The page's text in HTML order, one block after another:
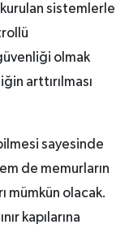
kurulan sistemlerle
olmak
arttırılması
sayesinde
de memurların
mümkün olacak.
kapılarına